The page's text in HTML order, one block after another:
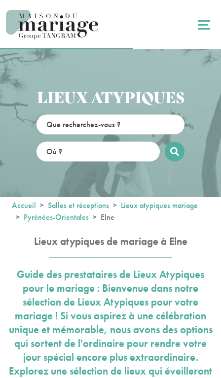
LIEUX ATYPIQUES
Accueil Salles et réceptions
Lieux atypiques mariage
Pyrénées-Orientales
Elne
Lieux atypiques de mariage à Elne
Guide des prestataires de Lieux Atypiques
pour le mariage : Bienvenue dans notre
sélection de Lieux Atypiques pour votre
mariage ! Si vous aspirez à une célébration
unique et mémorable, nous avons des options
qui sortent de l'ordinaire pour rendre votre
jour spécial encore plus extraordinaire.
Explorez une sélection de lieux qui éveilleront